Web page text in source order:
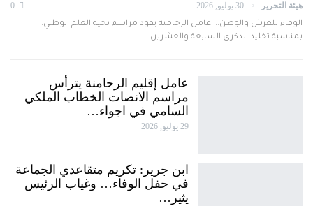
هيئة التحرير 30 يوليو, 2026
الوفاء للعرش والوطن... عامل الرحامنة يقود مراسم تحية العلم الوطني.
بمناسبة تخليد الذكرى السابعة والعشرين…
عامل إقليم الرحامنة يترأس
مراسم الانصات الخطاب الملكي
السامي في اجواء…
29 يوليو, 2026
ابن جرير: تكريم متقاعدي الجماعة
في حفل الوفاء… وغياب الرئيس
يثير…